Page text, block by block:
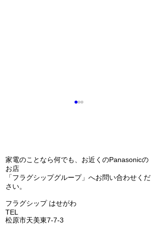
エコキュートの交換（補
家電のことなら何でも、お近くのPanasonicの
お店
「フラグシップグループ」へお問い合わせくだ
さい。
​フラグシップ はせがわ
TEL
松原市天美東7-7-3